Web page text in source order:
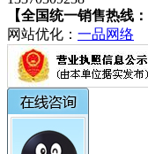
【全国统一销售热线：
网站优化： 一品网络